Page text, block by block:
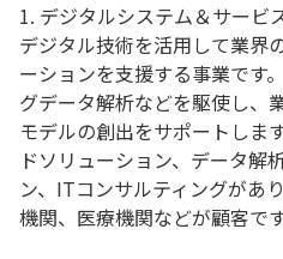
1. デジタルシステム＆サービ
デジタル技術を活用して業界
ーションを支援する事業です
グデータ解析などを駆使し、
モデルの創出をサポートしま
ドソリューション、データ解
ン、ITコンサルティングがあ
機関、医療機関などが顧客です